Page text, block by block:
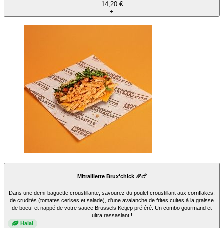
14,20 €
+
Mitraillette Brux'chick 🥖🍗
Dans une demi-baguette croustillante, savourez du poulet croustillant aux cornflakes,
de crudités (tomates cerises et salade), d'une avalanche de frites cuites à la graisse
de boeuf et nappé de votre sauce Brussels Ketjep préféré. Un combo gourmand et
ultra rassasiant !
Halal